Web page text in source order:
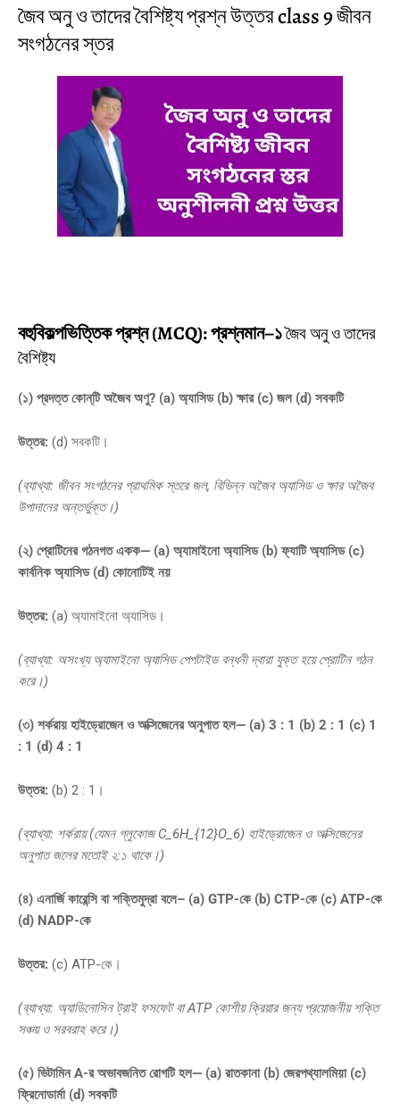
জৈব অনু ও তাদের বৈশিষ্ট্য প্রশ্ন উত্তর class 9 জীবন
সংগঠনের স্তর
বহুবিকল্পভিত্তিক প্রশ্ন (MCQ): প্রশ্নমান–১জৈব অনু ও তাদের
বৈশিষ্ট্য
(১) প্রদত্ত কোন্‌টি অজৈব অণু? (a) অ্যাসিড (b) ক্ষার (c) জল (d) সবকটি
উত্তর: (d) সবকটি।
(ব্যাখ্যা: জীবন সংগঠনের প্রাথমিক স্তরে জল, বিভিন্ন অজৈব অ্যাসিড ও ক্ষার অজৈব
উপাদানের অন্তর্ভুক্ত।)
(২) প্রোটিনের গঠনগত একক— (a) অ্যামাইনো অ্যাসিড (b) ফ্যাটি অ্যাসিড (c)
কার্বনিক অ্যাসিড (d) কোনোটিই নয়
উত্তর: (a) অ্যামাইনো অ্যাসিড।
(ব্যাখ্যা: অসংখ্য অ্যামাইনো অ্যাসিড পেপটাইড বন্ধনী দ্বারা যুক্ত হয়ে প্রোটিন গঠন
করে।)
(৩) শর্করায় হাইড্রোজেন ও অক্সিজেনের অনুপাত হল— (a) 3 : 1 (b) 2 : 1 (c) 1
: 1 (d) 4 : 1
উত্তর: (b) 2 : 1।
(ব্যাখ্যা: শর্করায় (যেমন গ্লুকোজC_6H_{12}O_6) হাইড্রোজেন ও অক্সিজেনের
অনুপাত জলের মতোই ২:১ থাকে।)
(৪) এনার্জি কারেন্সি বা শক্তিমুদ্রা বলে– (a) GTP-কে (b) CTP-কে (c) ATP-কে
(d) NADP-কে
উত্তর: (c) ATP-কে।
(ব্যাখ্যা: অ্যাডিনোসিন ট্রাই ফসফেট বা ATP কোশীয় ক্রিয়ার জন্য প্রয়োজনীয় শক্তি
সঞ্চয় ও সরবরাহ করে।)
(৫) ভিটামিন A-র অভাবজনিত রোগটি হল— (a) রাতকানা (b) জেরপথ্যালমিয়া (c)
ফ্রিনোডার্মা (d) সবকটি